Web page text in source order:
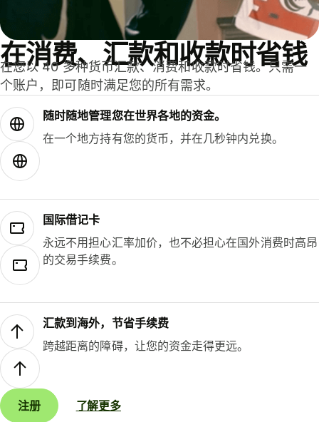
在消费、汇款和收款时省钱
在您以 40 多种货币汇款、消费和收款时省钱。只需一
个账户，即可随时满足您的所有需求。
随时随地管理您在世界各地的资金。
在一个地方持有您的货币，并在几秒钟内兑换。
国际借记卡
永远不用担心汇率加价，也不必担心在国外消费时高昂
的交易手续费。
汇款到海外，节省手续费
跨越距离的障碍，让您的资金走得更远。
注册 了解更多